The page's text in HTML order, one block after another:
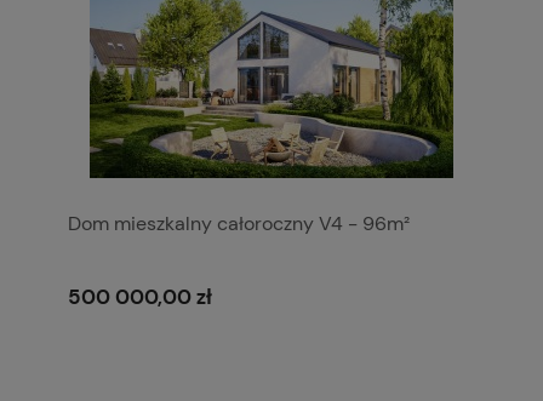
Dom mieszkalny całoroczny V4 - 96m²
500 000,00 zł